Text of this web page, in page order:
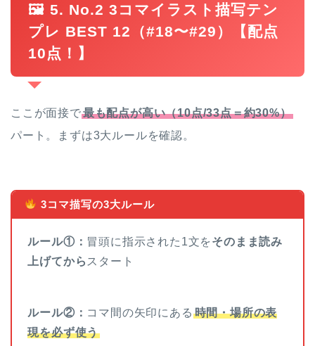
🖼 5. No.2 3コマイラスト描写テン
プレ BEST 12（#18〜#29）【配点
10点！】
ここが面接で最も配点が高い（10点/33点＝約30%）
パート。まずは3大ルールを確認。
3コマ描写の3大ルール
ルール①： 冒頭に指示された1文を そのまま読み
上げてから スタート
ルール②： コマ間の矢印にある 時間・場所の表
現を必ず使う